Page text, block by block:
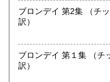
ブロンデイ 第2集 （チック・ヤング 著 ; ハセガワ・ユキオ
訳）
ブロンデイ 第１集 （チック・ヤング 著 ; ハセガワ・ユキオ
訳）